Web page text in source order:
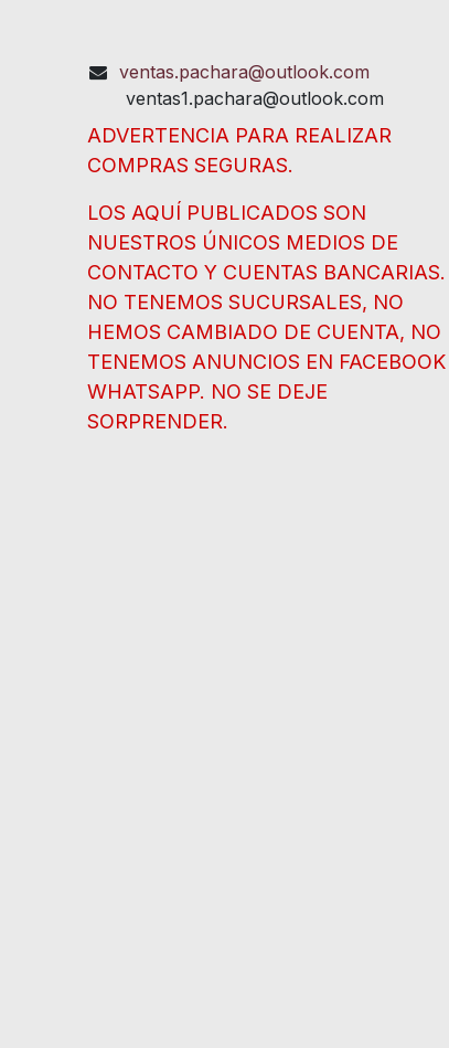
ventas.pachara@outlook.com
ventas1.pachara@outlook.com
ADVERTENCIA PARA REALIZAR
COMPRAS SEGURAS.
LOS AQUÍ PUBLICADOS SON
NUESTROS ÚNICOS MEDIOS DE
CONTACTO Y CUENTAS BANCARIAS.
NO TENEMOS SUCURSALES, NO
HEMOS CAMBIADO DE CUENTA, NO
TENEMOS ANUNCIOS EN
WHATSAPP. NO SE DEJE
SORPRENDER.